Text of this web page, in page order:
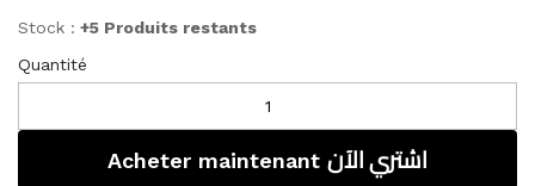
Stock : +5 Produits restants
Quantité
Acheter maintenant اشتري الآن